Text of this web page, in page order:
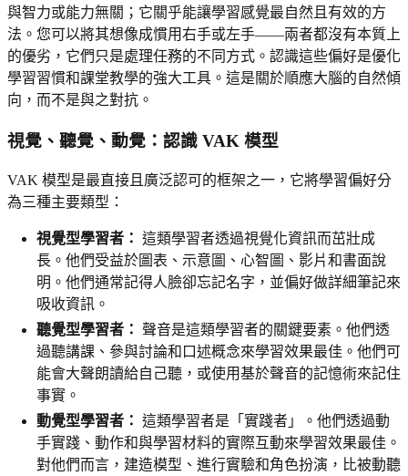
與智力或能力無關；它關乎能讓學習感覺最自然且有效的方
法。您可以將其想像成慣用右手或左手——兩者都沒有本質上
的優劣，它們只是處理任務的不同方式。認識這些偏好是優化
學習習慣和課堂教學的強大工具。這是關於順應大腦的自然傾
向，而不是與之對抗。
視覺、聽覺、動覺：認識 VAK 模型
VAK 模型是最直接且廣泛認可的框架之一，它將學習偏好分
為三種主要類型：
視覺型學習者： 這類學習者透過視覺化資訊而茁壯成
長。他們受益於圖表、示意圖、心智圖、影片和書面說
明。他們通常記得人臉卻忘記名字，並偏好做詳細筆記來
吸收資訊。
聽覺型學習者：
聲音是這類學習者的關鍵要素。他們透
過聽講課、參與討論和口述概念來學習效果最佳。他們可
能會大聲朗讀給自己聽，或使用基於聲音的記憶術來記住
事實。
動覺型學習者： 這類學習者是「實踐者」。他們透過動
手實踐、動作和與學習材料的實際互動來學習效果最佳。
對他們而言，建造模型、進行實驗和角色扮演，比被動聽